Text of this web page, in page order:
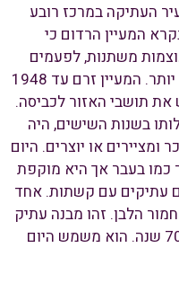
העתיקה במרכז רובע
המעיין הרדום כי
משתנות, לפעמים
הזרימה היתה חזקה ולעיתים חלשה יותר. המעיין זרם עד 1948
תושבי האזור לכביסה.
בשנות השישים, היה
ומציירים או יוצרים. היום
כמו בעבר אך היא מוקפת
עתיקים עם קשתות. אחד
הלבן. זהו מבנה עתיק
מתקופת הממלוכים שעומד מעל 700 שנה. הוא משמש היום